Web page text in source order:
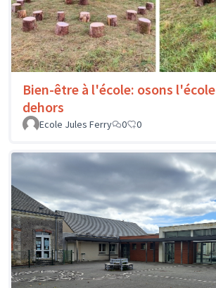
Bien-être à l'école: osons l'école
dehors
Ecole Jules Ferry
0 0